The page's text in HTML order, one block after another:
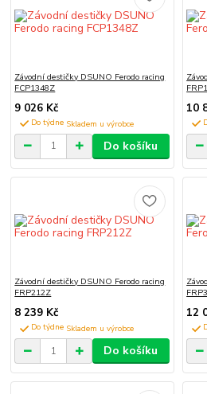
Závodní destičky DSUNO Ferodo racing
FCP1348Z
9 026 Kč
Do týdne
Do košíku
10
Závodní destičky DSUNO Ferodo racing
FRP212Z
8 239 Kč
Do týdne
Do košíku
12